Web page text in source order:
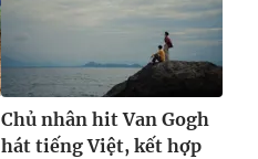
Chủ nhân hit Van Gogh
hát tiếng Việt, kết hợp